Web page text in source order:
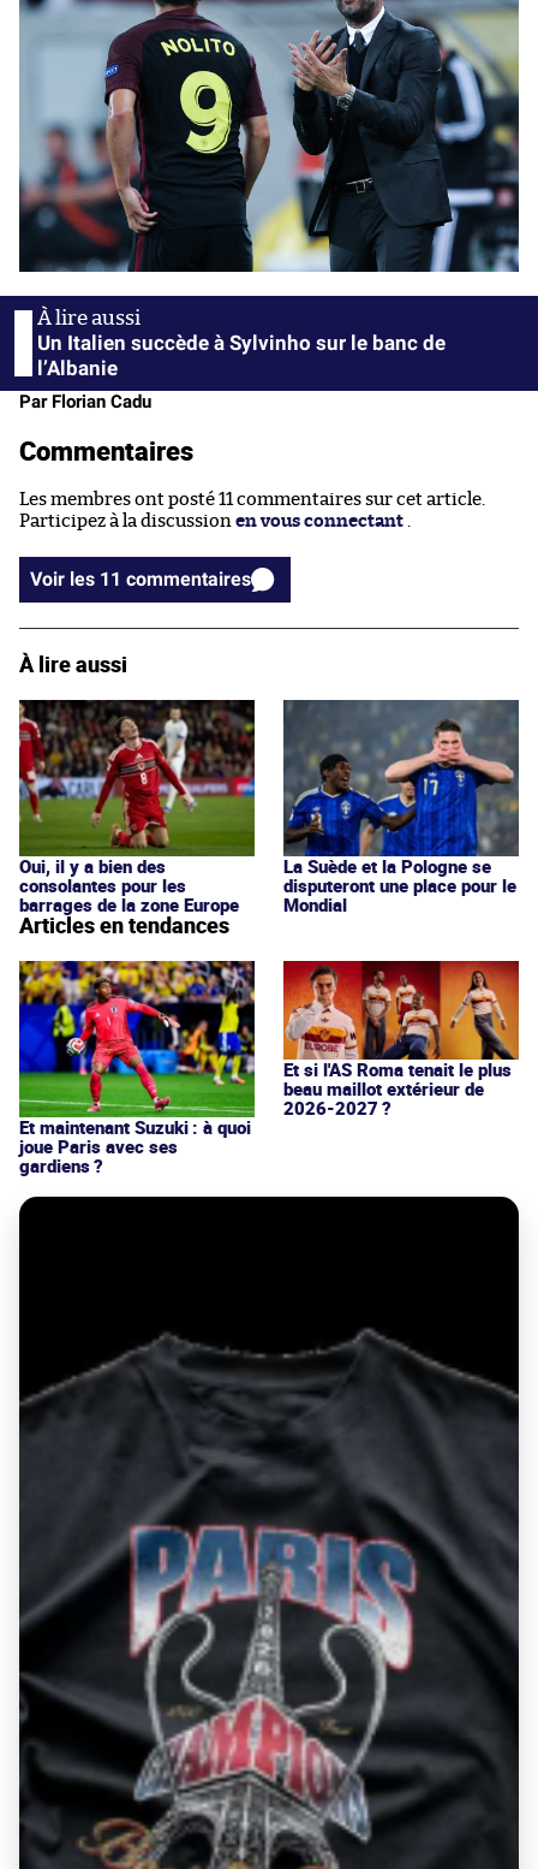
Un Italien succède à Sylvinho sur le banc de
l’Albanie
Par Florian Cadu
Commentaires
Les membres ont posté 11 commentaires sur cet article.
Participez à la discussion en vous connectant .
Voir les 11 commentaires
À lire aussi
Oui, il y a bien des
consolantes pour les
barrages de la zone Europe
La Suède et la Pologne se
disputeront une place pour le
Mondial
Articles en tendances
Et maintenant Suzuki : à quoi
joue Paris avec ses
gardiens ?
Et si l'AS Roma tenait le plus
beau maillot extérieur de
2026-2027 ?